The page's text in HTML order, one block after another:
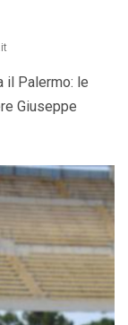
il Palermo: le
Giuseppe